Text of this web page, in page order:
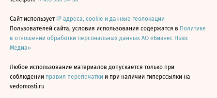
Сайт использует IP адреса, cookie и данные геолокации
Пользователей сайта, условия использования содержатся в Политике
в отношении обработки персональных данных АО «Бизнес Ньюс
Медиа»
Любое использование материалов допускается только при
соблюдении правил перепечатки и при наличии гиперссылки на
vedomosti.ru